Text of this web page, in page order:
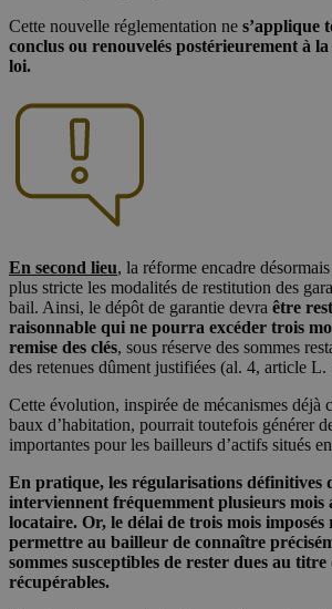
Cette nouvelle réglementation ne s’applique
conclus ou renouvelés postérieurement à
loi.
En second lieu, la réforme encadre
plus stricte les modalités de restitution des
bail. Ainsi, le dépôt de garantie devra être
raisonnable qui ne pourra excéder trois
remise des clés, sous réserve des sommes
des retenues dûment justifiées (al. 4, article L.
Cette évolution, inspirée de mécanismes déjà
baux d’habitation, pourrait toutefois générer
importantes pour les bailleurs d’actifs situés
En pratique, les régularisations définitives
interviennent fréquemment plusieurs mois
locataire. Or, le délai de trois mois imposés
permettre au bailleur de connaître
sommes susceptibles de rester dues au titre
récupérables.